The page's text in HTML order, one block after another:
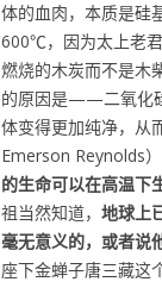
体的血肉，本质是硅
600℃，因为太上老
燃烧的木炭而不是木
的原因是——二氧化
体变得更加纯净，
Emerson Reynolds
的生命可以在高温下
祖当然知道， 地球上
毫无意义的，或者说
座下金蝉子唐三藏这